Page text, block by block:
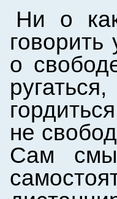
Ни о
о
не
Сам